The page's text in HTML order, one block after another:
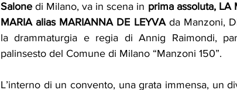
Salone di Milano, va in scena in prima assoluta, LA
MARIA alias MARIANNA DE LEYVA da Manzoni,
la drammaturgia e regia di Annig Raimondi,
palinsesto del Comune di Milano “Manzoni 150”.
L’interno di un convento, una grata immensa, un